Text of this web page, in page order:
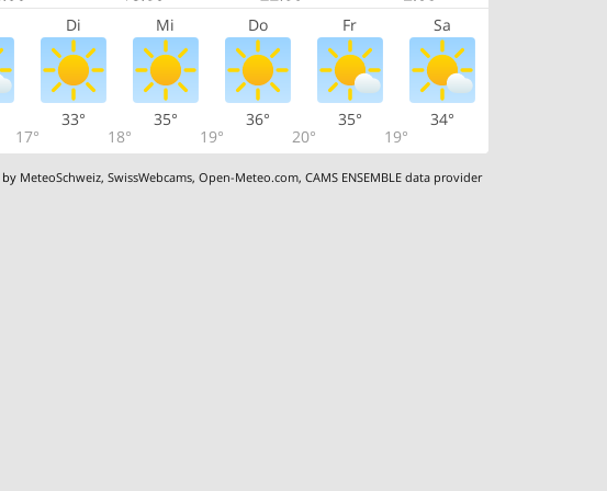
Di Mi Do Fr Sa
17°
33°
18°
35°
19°
36°
20°
35°
19°
34°
by MeteoSchweiz,SwissWebcams,Open-Meteo.com,CAMS ENSEMBLE data provider